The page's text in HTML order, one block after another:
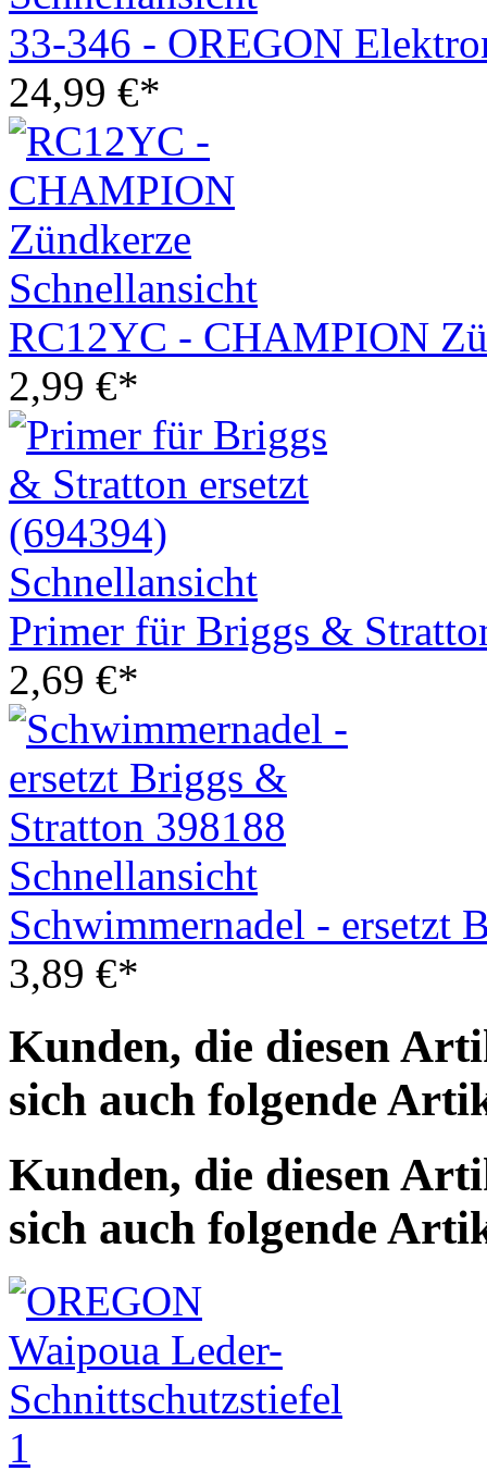
33-346 - OREGON
24,99 €*
Schnellansicht
RC12YC - CHAMPION
2,99 €*
Schnellansicht
Primer für Briggs &
2,69 €*
Schnellansicht
Schwimmernadel - ersetzt
3,89 €*
Kunden, die diesen
sich auch folgende
Kunden, die diesen
sich auch folgende